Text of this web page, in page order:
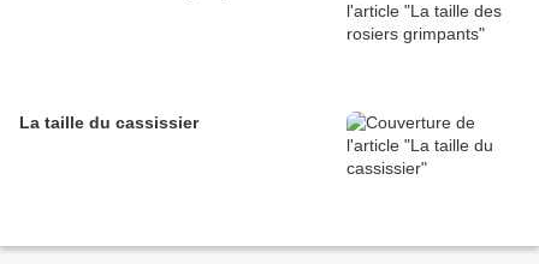
La taille du cassissier